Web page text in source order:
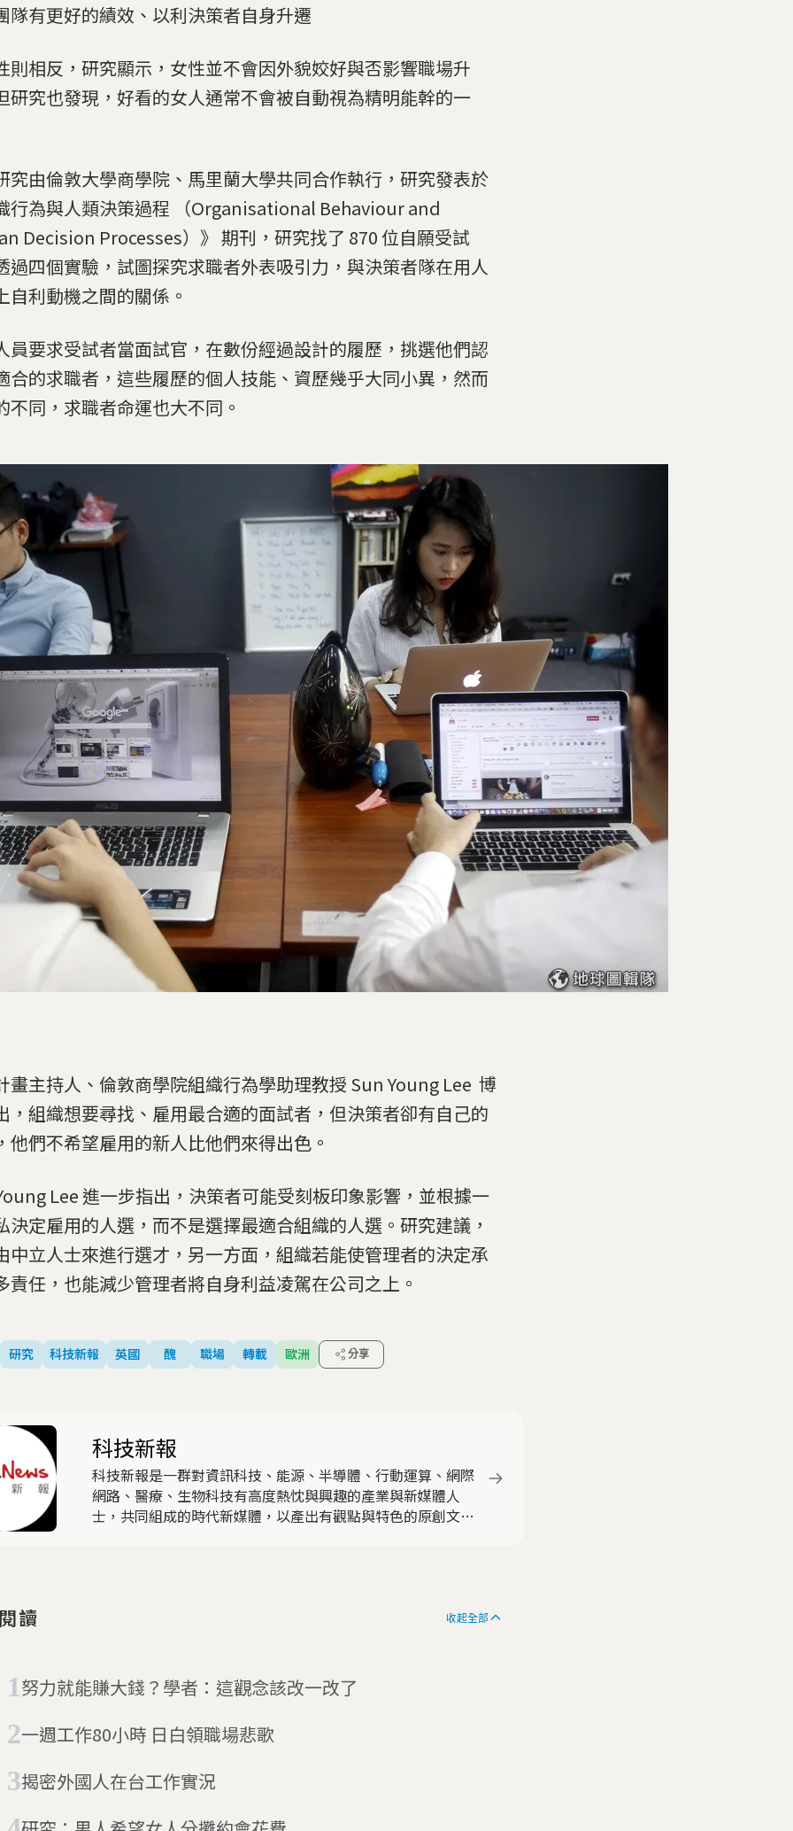
隊有更好的績效、以利決策者自身升遷
則相反，研究顯示，女性並不會因外貌姣好與否影響職場升
研究也發現，好看的女人通常不會被自動視為精明能幹的一
究由倫敦大學商學院、馬里蘭大學共同合作執行，研究發表於
行為與人類決策過程 （Organisational Behaviour and
Decision Processes）》 期刊，研究找了 870 位自願受試
過四個實驗，試圖探究求職者外表吸引力，與決策者隊在用人
自利動機之間的關係。
員要求受試者當面試官，在數份經過設計的履歷，挑選他們認
合的求職者，這些履歷的個人技能、資歷幾乎大同小異，然而
不同，求職者命運也大不同。
畫主持人、倫敦商學院組織行為學助理教授 Sun Young Lee 博
，組織想要尋找、雇用最合適的面試者，但決策者卻有自己的
他們不希望雇用的新人比他們來得出色。
Lee 進一步指出，決策者可能受刻板印象影響，並根據一
決定雇用的人選，而不是選擇最適合組織的人選。研究建議，
中立人士來進行選才，另一方面，組織若能使管理者的決定承
責任，也能減少管理者將自身利益凌駕在公司之上。
研究 科技新報 英國 醜 職場 轉載 歐洲 分享
科技新報
科技新報是一群對資訊科技、能源、半導體、行動運算、網際
網路、醫療、生物科技有高度熱忱與興趣的產業與新媒體人
士，共同組成的時代新媒體，以產出有觀點與特色的原創文章
讀 收起全部
努力就能賺大錢？學者：這觀念該改一改了
一週工作80小時 日白領職場悲歌
揭密外國人在台工作實況